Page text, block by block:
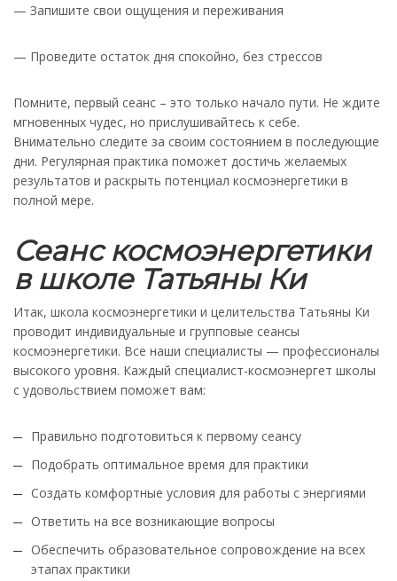
— Запишите свои ощущения и переживания
— Проведите остаток дня спокойно, без стрессов
Помните, первый сеанс – это только начало пути. Не ждите
мгновенных чудес, но прислушивайтесь к себе.
Внимательно следите за своим состоянием в последующие
дни. Регулярная практика поможет достичь желаемых
результатов и раскрыть потенциал космоэнергетики в
полной мере.
Сеанс космоэнергетики
в школе Татьяны Ки
Итак, школа космоэнергетики и целительства Татьяны Ки
проводит индивидуальные и групповые сеансы
космоэнергетики. Все наши специалисты — профессионалы
высокого уровня. Каждый специалист-космоэнергет школы
с удовольствием поможет вам:
Правильно подготовиться к первому сеансу
Подобрать оптимальное время для практики
Создать комфортные условия для работы с энергиями
Ответить на все возникающие вопросы
Обеспечить образовательное сопровождение на всех
этапах практики